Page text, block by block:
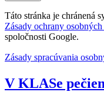
Táto stránka je chránená
Zásady ochrany
spoločnosti Google.
Zásady spracúvania
V KLASe